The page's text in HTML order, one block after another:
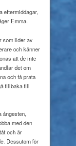
eftermiddagar,
Emma.
som lider av
och känner
att de inte
det om
och få prata
tillbaka till
ångesten,
med den
och är
Dessutom för